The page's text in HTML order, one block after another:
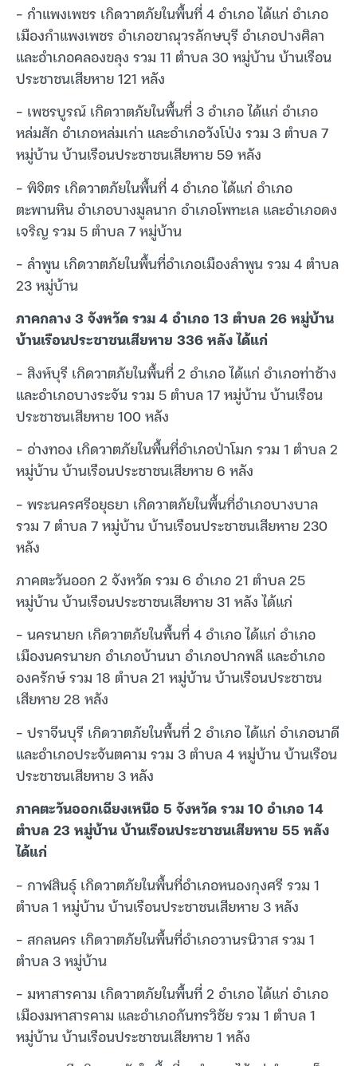
– กำแพงเพชร เกิดวาตภัยในพื้นที่ 4 อำเภอ ได้แก่ อำเภอ
เมืองกำแพงเพชร อำเภอขาณุวรลักษบุรี อำเภอปางศิลา
และอำเภอคลองขลุง รวม 11 ตำบล 30 หมู่บ้าน บ้านเรือน
ประชาชนเสียหาย 121 หลัง
– เพชรบูรณ์ เกิดวาตภัยในพื้นที่ 3 อำเภอ ได้แก่ อำเภอ
หล่มสัก อำเภอหล่มเก่า และอำเภอวังโป่ง รวม 3 ตำบล 7
หมู่บ้าน บ้านเรือนประชาชนเสียหาย 59 หลัง
– พิจิตร เกิดวาตภัยในพื้นที่ 4 อำเภอ ได้แก่ อำเภอ
ตะพานหิน อำเภอบางมูลนาก อำเภอโพทะเล และอำเภอดง
เจริญ รวม 5 ตำบล 7 หมู่บ้าน
– ลำพูน เกิดวาตภัยในพื้นที่อำเภอเมืองลำพูน รวม 4 ตำบล
23 หมู่บ้าน
ภาคกลาง 3 จังหวัด รวม 4 อำเภอ 13 ตำบล 26 หมู่บ้าน
บ้านเรือนประชาชนเสียหาย 336 หลัง ได้แก่
– สิงห์บุรี เกิดวาตภัยในพื้นที่ 2 อำเภอ ได้แก่ อำเภอท่าช้าง
และอำเภอบางระจัน รวม 5 ตำบล 17 หมู่บ้าน บ้านเรือน
ประชาชนเสียหาย 100 หลัง
– อ่างทอง เกิดวาตภัยในพื้นที่อำเภอป่าโมก รวม 1 ตำบล 2
หมู่บ้าน บ้านเรือนประชาชนเสียหาย 6 หลัง
– พระนครศรีอยุธยา เกิดวาตภัยในพื้นที่อำเภอบางบาล
รวม 7 ตำบล 7 หมู่บ้าน บ้านเรือนประชาชนเสียหาย 230
หลัง
ภาคตะวันออก 2 จังหวัด รวม 6 อำเภอ 21 ตำบล 25
หมู่บ้าน บ้านเรือนประชาชนเสียหาย 31 หลัง ได้แก่
– นครนายก เกิดวาตภัยในพื้นที่ 4 อำเภอ ได้แก่ อำเภอ
เมืองนครนายก อำเภอบ้านนา อำเภอปากพลี และอำเภอ
องครักษ์ รวม 18 ตำบล 21 หมู่บ้าน บ้านเรือนประชาชน
เสียหาย 28 หลัง
– ปราจีนบุรี เกิดวาตภัยในพื้นที่ 2 อำเภอ ได้แก่ อำเภอนาดี
และอำเภอประจันตคาม รวม 3 ตำบล 4 หมู่บ้าน บ้านเรือน
ประชาชนเสียหาย 3 หลัง
ภาคตะวันออกเฉียงเหนือ 5 จังหวัด รวม 10 อำเภอ 14
ตำบล 23 หมู่บ้าน บ้านเรือนประชาชนเสียหาย 55 หลัง
ได้แก่
– กาฬสินธุ์ เกิดวาตภัยในพื้นที่อำเภอหนองกุงศรี รวม 1
ตำบล 1 หมู่บ้าน บ้านเรือนประชาชนเสียหาย 3 หลัง
– สกลนคร เกิดวาตภัยในพื้นที่อำเภอวานรนิวาส รวม 1
ตำบล 3 หมู่บ้าน
– มหาสารคาม เกิดวาตภัยในพื้นที่ 2 อำเภอ ได้แก่ อำเภอ
เมืองมหาสารคาม และอำเภอกันทรวิชัย รวม 1 ตำบล 1
หมู่บ้าน บ้านเรือนประชาชนเสียหาย 1 หลัง